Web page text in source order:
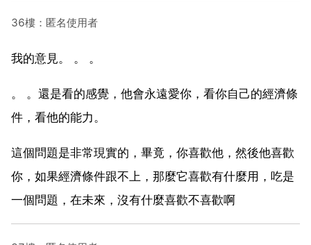
36樓：匿名使用者
我的意見。 。 。
。 。還是看的感覺，他會永遠愛你，看你自己的經濟條
件，看他的能力。
這個問題是非常現實的，畢竟，你喜歡他，然後他喜歡
你，如果經濟條件跟不上，那麼它喜歡有什麼用，吃是
一個問題，在未來，沒有什麼喜歡不喜歡啊